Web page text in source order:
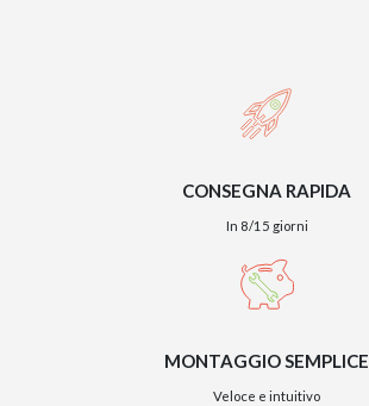
CONSEGNA RAPIDA
In 8/15 giorni
MONTAGGIO SEMPLICE
Veloce e intuitivo